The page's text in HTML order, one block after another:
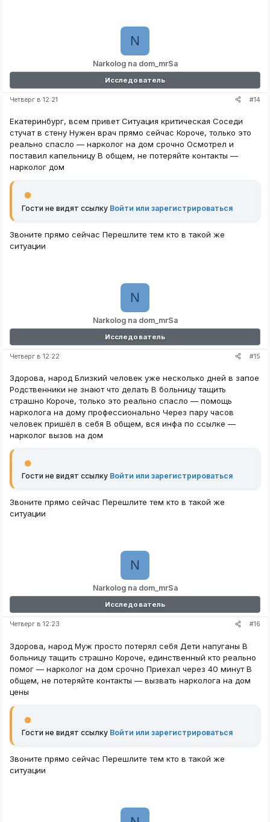
Narkolog na dom_mrSa
N
Исследователь
Четверг в 12:21 #14
Екатеринбург, всем привет Ситуация критическая Соседи
стучат в стену Нужен врач прямо сейчас Короче, только это
реально спасло — нарколог на дом срочно Осмотрел и
поставил капельницу В общем, не потеряйте контакты —
нарколог дом
Гости не видят ссылку Войти или зарегистрироваться
Звоните прямо сейчас Перешлите тем кто в такой же
ситуации
Narkolog na dom_mrSa
N
Исследователь
Четверг в 12:22 #15
Здорова, народ Близкий человек уже несколько дней в запое
Родственники не знают что делать В больницу тащить
страшно Короче, только это реально спасло — помощь
нарколога на дому профессионально Через пару часов
человек пришёл в себя В общем, вся инфа по ссылке —
нарколог вызов на дом
Гости не видят ссылку Войти или зарегистрироваться
Звоните прямо сейчас Перешлите тем кто в такой же
ситуации
Narkolog na dom_mrSa
N
Исследователь
Четверг в 12:23 #16
Здорова, народ Муж просто потерял себя Дети напуганы В
больницу тащить страшно Короче, единственный кто реально
помог — нарколог на дом срочно Приехал через 40 минут В
общем, не потеряйте контакты — вызвать нарколога на дом
цены
Гости не видят ссылку Войти или зарегистрироваться
Звоните прямо сейчас Перешлите тем кто в такой же
ситуации